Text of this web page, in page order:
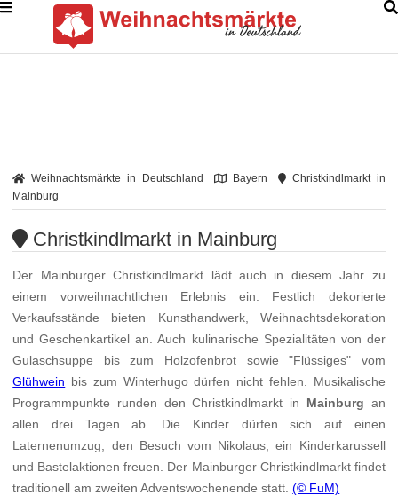
Weihnachtsmärkte in Deutschland Bayern
Christkindlmarkt in
Mainburg
Christkindlmarkt in Mainburg
Der Mainburger Christkindlmarkt lädt auch in diesem Jahr zu
einem vorweihnachtlichen Erlebnis ein. Festlich dekorierte
Verkaufsstände bieten Kunsthandwerk, Weihnachtsdekoration
und Geschenkartikel an. Auch kulinarische Spezialitäten von der
Gulaschsuppe bis zum Holzofenbrot sowie "Flüssiges" vom
Glühwein bis zum Winterhugo dürfen nicht fehlen. Musikalische
Programmpunkte runden den Christkindlmarkt in Mainburg an
allen drei Tagen ab. Die Kinder dürfen sich auf einen
Laternenumzug, den Besuch vom Nikolaus, ein Kinderkarussell
und Bastelaktionen freuen. Der Mainburger Christkindlmarkt findet
traditionell am zweiten Adventswochenende statt.(© FuM)